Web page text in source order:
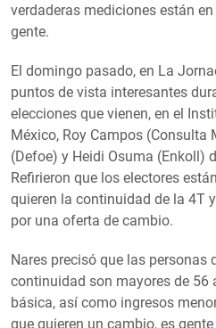
verdaderas mediciones están
gente.
El domingo pasado, en La
puntos de vista interesantes
elecciones que vienen, en el
México, Roy Campos (Consulta
(Defoe) y Heidi Osuma (Enkoll)
Refirieron que los electores
quieren la continuidad de la 4T
por una oferta de cambio.
Nares precisó que las personas
continuidad son mayores de 56
básica, así como ingresos
que quieren un cambio, es